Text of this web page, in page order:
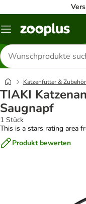
Menü
Produkte
suchen
Katzenfutter & Zubehör
TIAKI
Saugnapf
1 Stück
This is a stars rating area
Produkt bewerten